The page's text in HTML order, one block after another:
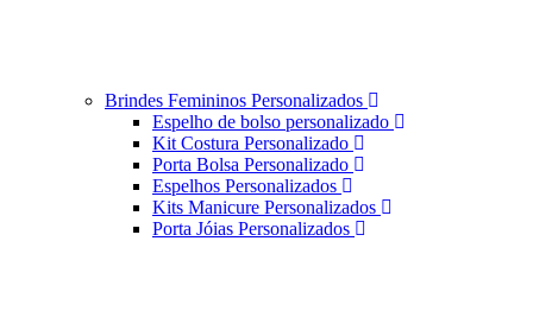
Brindes Femininos Personalizados
Espelho de bolso personalizado
Kit Costura Personalizado
Porta Bolsa Personalizado
Espelhos Personalizados
Kits Manicure Personalizados
Porta Jóias Personalizados